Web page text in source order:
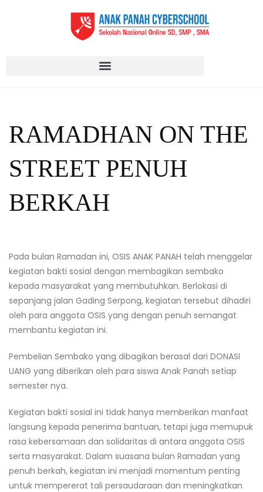
RAMADHAN ON THE
STREET PENUH
BERKAH
Pada bulan Ramadan ini, OSIS ANAK PANAH telah menggelar
kegiatan bakti sosial dengan membagikan sembako
kepada masyarakat yang membutuhkan. Berlokasi di
sepanjang jalan Gading Serpong, kegiatan tersebut dihadiri
oleh para anggota OSIS yang dengan penuh semangat
membantu kegiatan ini.
Pembelian Sembako yang dibagikan berasal dari DONASI
UANG yang diberikan oleh para siswa Anak Panah setiap
semester nya.
Kegiatan bakti sosial ini tidak hanya memberikan manfaat
langsung kepada penerima bantuan, tetapi juga memupuk
rasa kebersamaan dan solidaritas di antara anggota OSIS
serta masyarakat. Dalam suasana bulan Ramadan yang
penuh berkah, kegiatan ini menjadi momentum penting
untuk mempererat tali persaudaraan dan meningkatkan